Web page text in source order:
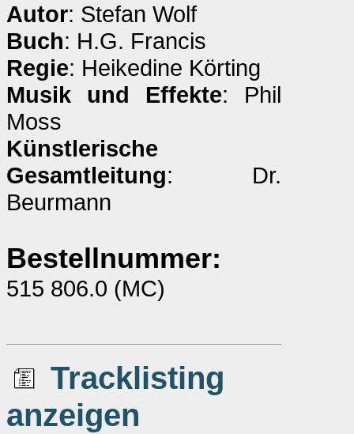
Autor: Stefan Wolf
Buch: H.G. Francis
Regie: Heikedine Körting
Musik und Effekte: Phil
Moss
Künstlerische
Gesamtleitung: Dr.
Beurmann
Bestellnummer:
515 806.0 (MC)
Tracklisting
anzeigen